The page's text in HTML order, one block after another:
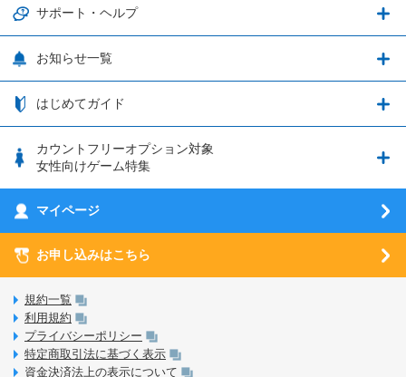
通信エリアと通信速度状況
つながる端末保証
フィルタリングアプリ
5G回線オプションについて
LINE年齢認証について
LinksStoreについて
ウマ娘 プリティーダービー
プリンセスコネクト！Re:Dive
釣り★スタ
ウマスクについて
日割り計算
OPPO端末購入キャンペーン第5弾
端末・アクセサリ
iPhone利用について
動作確認済み端末一覧
サポート・ヘルプ
サポート・ヘルプ
nanoSIM･microSIM･通常SIMの初期設定方法
eSIMの初期設定方法
MVNOのギモンを解消！
3Dセキュアについて
未成年者の方のご契約
お知らせ一覧
お知らせ一覧
はじめてガイド
はじめてガイド
SIMサービスについて
SIMロック解除ガイド
LinksMateのサービスについて
LPについて
カウントフリーオプション対象
女性向けゲーム特集
刀剣乱舞-ONLINE- Pocket
あんさんぶるスターズ！！Music
マイページ
お申し込みはこちら
規約一覧
利用規約
プライバシーポリシー
特定商取引法に基づく表示
資金決済法上の表示について